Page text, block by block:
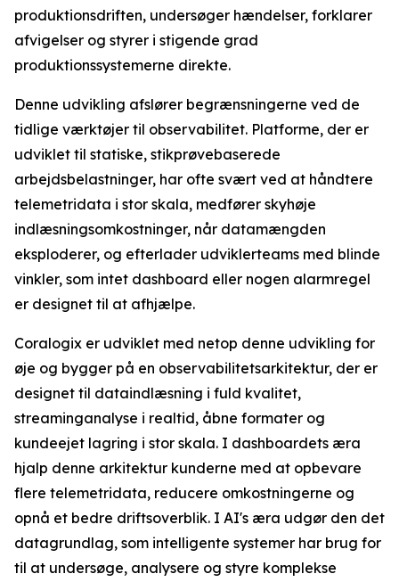
produktionsdriften, undersøger hændelser, forklarer
afvigelser og styrer i stigende grad
produktionssystemerne direkte.
Denne udvikling afslører begrænsningerne ved de
tidlige værktøjer til observabilitet. Platforme, der er
udviklet til statiske, stikprøvebaserede
arbejdsbelastninger, har ofte svært ved at håndtere
telemetridata i stor skala, medfører skyhøje
indlæsningsomkostninger, når datamængden
eksploderer, og efterlader udviklerteams med blinde
vinkler, som intet dashboard eller nogen alarmregel
er designet til at afhjælpe.
Coralogix er udviklet med netop denne udvikling for
øje og bygger på en observabilitetsarkitektur, der er
designet til dataindlæsning i fuld kvalitet,
streaminganalyse i realtid, åbne formater og
kundeejet lagring i stor skala. I dashboardets æra
hjalp denne arkitektur kunderne med at opbevare
flere telemetridata, reducere omkostningerne og
opnå et bedre driftsoverblik. I AI's æra udgør den det
datagrundlag, som intelligente systemer har brug for
til at undersøge, analysere og styre komplekse